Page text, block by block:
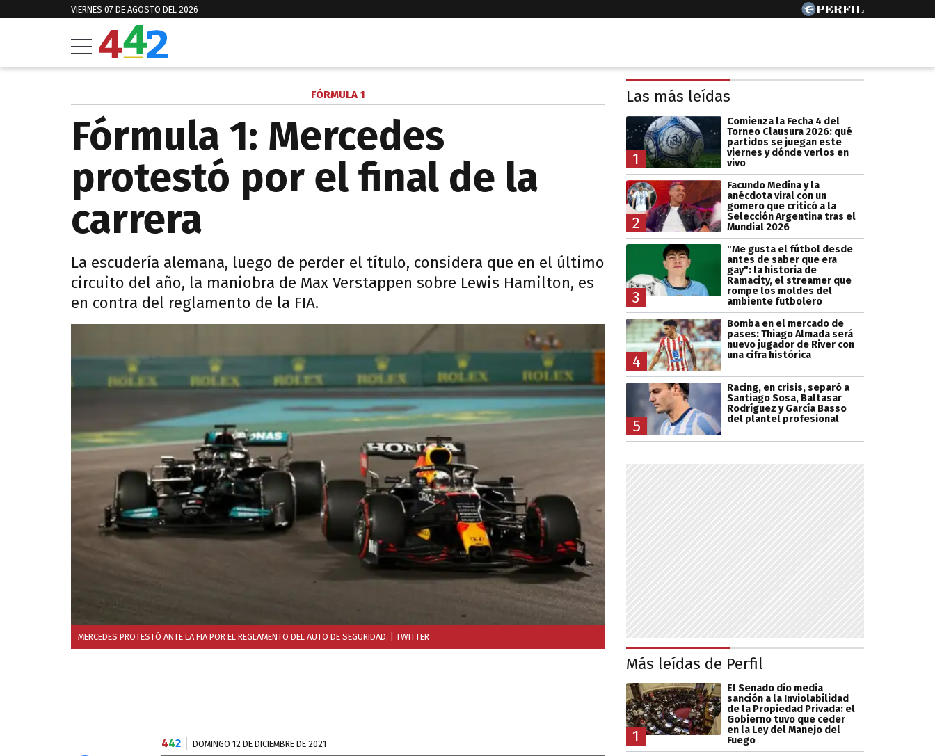
VIERNES 07 DE AGOSTO DEL 2026
FÓRMULA 1
Fórmula 1: Mercedes
protestó por el final de la
carrera
La escudería alemana, luego de perder el título, considera que en el último
circuito del año, la maniobra de Max Verstappen sobre Lewis Hamilton, es
en contra del reglamento de la FIA.
MERCEDES PROTESTÓ ANTE LA FIA POR EL REGLAMENTO DEL AUTO DE SEGURIDAD. | TWITTER
442 DOMINGO 12 DE DICIEMBRE DE 2021
Las más leídas
1
Comienza la Fecha 4 del
Torneo Clausura 2026: qué
partidos se juegan este
viernes y dónde verlos en
vivo
2
Facundo Medina y la
anécdota viral con un
gomero que criticó a la
Selección Argentina tras el
Mundial 2026
3
"Me gusta el fútbol desde
antes de saber que era
gay": la historia de
Ramacity, el streamer que
rompe los moldes del
ambiente futbolero
4
Bomba en el mercado de
pases: Thiago Almada será
nuevo jugador de River con
una cifra histórica
5
Racing, en crisis, separó a
Santiago Sosa, Baltasar
Rodríguez y García Basso
del plantel profesional
Más leídas de Perfil
1
El Senado dio media
sanción a la Inviolabilidad
de la Propiedad Privada: el
Gobierno tuvo que ceder
en la Ley del Manejo del
Fuego